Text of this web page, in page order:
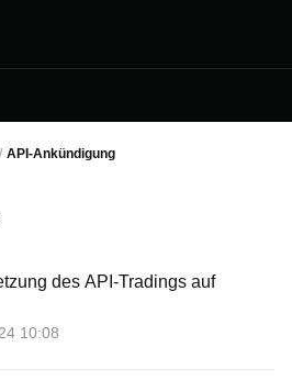
/ API-Ankündigung
des API-Tradings auf
10:08